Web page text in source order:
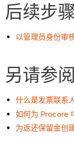
后续步骤
以管理员身份审
另请参阅
什么是发票联系
如何为 Procore
为返还保留金创